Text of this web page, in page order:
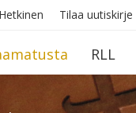
Tilaa uutiskirje
RLL